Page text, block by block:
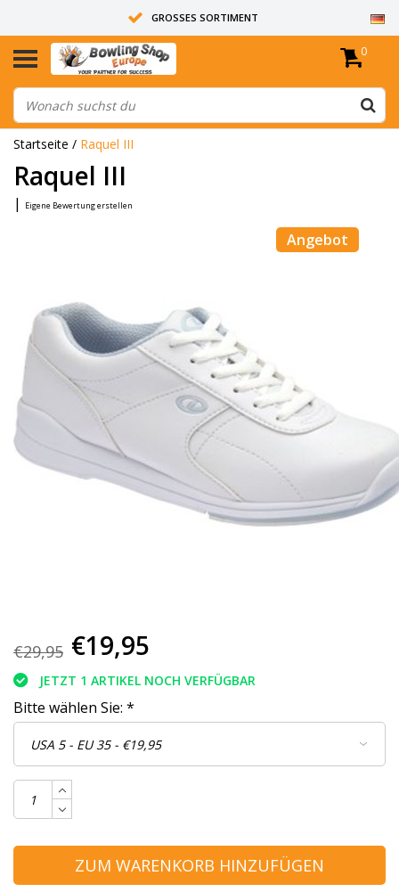
GROSSES SORTIMENT
14 TAGE RÜCKGABERECHT
ALLE BOWLINGKUGELN SIND UNGEBOHRT
0
Startseite / Raquel III
Raquel III
| Eigene Bewertung erstellen
Angebot
€29,95 €19,95
JETZT 1 ARTIKEL NOCH VERFÜGBAR
Bitte wählen Sie: *
ZUM WARENKORB HINZUFÜGEN